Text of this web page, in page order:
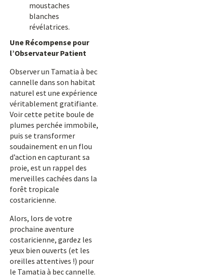
moustaches
blanches
révélatrices.
Une Récompense pour
l’Observateur Patient
Observer un Tamatia à bec
cannelle dans son habitat
naturel est une expérience
véritablement gratifiante.
Voir cette petite boule de
plumes perchée immobile,
puis se transformer
soudainement en un flou
d’action en capturant sa
proie, est un rappel des
merveilles cachées dans la
forêt tropicale
costaricienne.
Alors, lors de votre
prochaine aventure
costaricienne, gardez les
yeux bien ouverts (et les
oreilles attentives !) pour
le Tamatia à bec cannelle.